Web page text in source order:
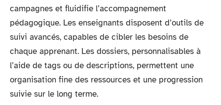
campagnes et fluidifie l’accompagnement
pédagogique. Les enseignants disposent d’outils de
suivi avancés, capables de cibler les besoins de
chaque apprenant. Les dossiers, personnalisables à
l’aide de tags ou de descriptions, permettent une
organisation fine des ressources et une progression
suivie sur le long terme.